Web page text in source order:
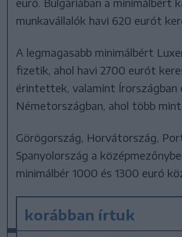
munkavállalók havi 620 eurót
A legmagasabb minimálbért
fizetik, ahol havi 2700 eurót
érintettek, valamint Írországban
Németországban, ahol több
Görögország, Horvátország,
Spanyolország a
minimálbér 1000 és 1300 euró
korábban írtuk